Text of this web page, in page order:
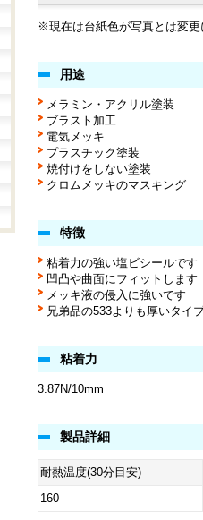
※現在は台紙色が写真とは変更
用途
メラミン・アクリル塗装
ブラスト加工
電気メッキ
プラスチック塗装
焼付けをしない塗装
クロムメッキのマスキング
特徴
粘着力の強い塩ビシールです
凹凸や曲面にフィットします
メッキ液の侵入に強いです
兄弟品の533よりも厚いタイ
粘着力
3.87N/10mm
製品詳細
耐熱温度(30分目安)
160